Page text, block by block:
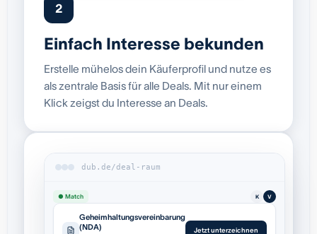
2
Einfach Interesse bekunden
Erstelle mühelos dein Käuferprofil und nutze es
als zentrale Basis für alle Deals. Mit nur einem
Klick zeigst du Interesse an Deals.
dub.de/deal-raum
● Match K V
Geheimhaltungsvereinbarung
(NDA)
Jetzt unterzeichnen